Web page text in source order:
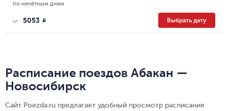
по нечётным дням
от 5053 R Выбрать дату
Расписание поездов Абакан —
Новосибирск
Сайт Poezda.ru предлагает удобный просмотр расписания